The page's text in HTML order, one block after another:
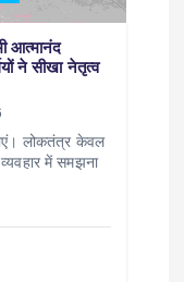
आत्मानंद
ने सीखा नेतृत्व
लोकतंत्र केवल
में समझना